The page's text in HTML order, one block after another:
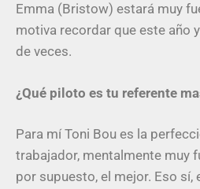
Emma (Bristow) estará muy
motiva recordar que este año
de veces.
¿Qué piloto es tu referente
Para mí Toni Bou es la
trabajador, mentalmente muy
por supuesto, el mejor. Eso sí,